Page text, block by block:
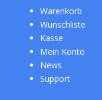
Warenkorb
Wunschliste
Kasse
Mein Konto
News
Support